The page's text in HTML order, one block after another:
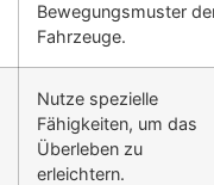
Bewegungsmuster
Fahrzeuge.
Nutze spezielle
Fähigkeiten, um das
Überleben zu
erleichtern.